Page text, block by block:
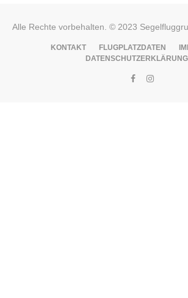
Alle Rechte vorbehalten. © 2023
KONTAKT FLUGPLATZDATEN
DATENSCHUTZERKLÄRUNG